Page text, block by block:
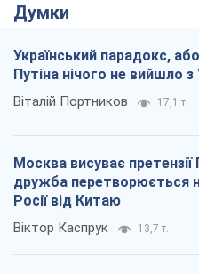
Думки
Український парадокс,
Путіна нічого не вийшло
Віталій Портников 17,1 т.
Москва висуває претензії
дружба перетворюється
Росії від Китаю
Віктор Каспрук 13,7 т.